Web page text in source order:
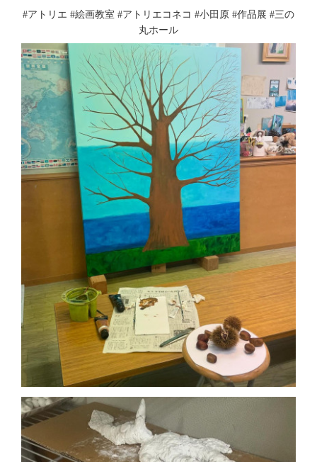
#アトリエ #絵画教室 #アトリエコネコ #小田原 #作品展 #三の
丸ホール